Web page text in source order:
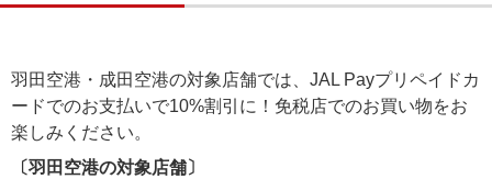
羽田空港・成田空港の対象店舗では、JAL Payプリペイドカ
ードでのお支払いで10%割引に！免税店でのお買い物をお
楽しみください。
〔羽田空港の対象店舗〕